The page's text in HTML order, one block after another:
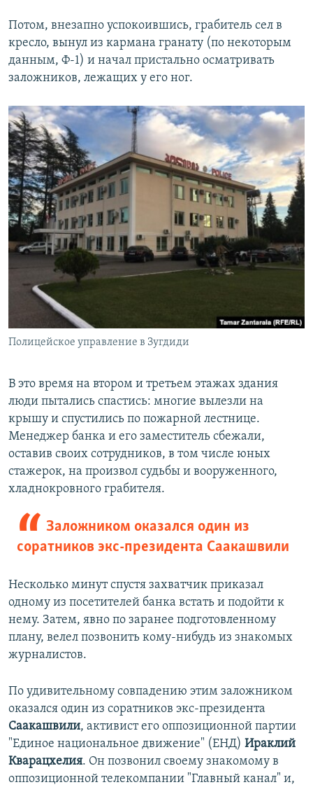
Потом, внезапно успокоившись, грабитель сел в
кресло, вынул из кармана гранату (по некоторым
данным, Ф-1) и начал пристально осматривать
заложников, лежащих у его ног.
Полицейское управление в Зугдиди
В это время на втором и третьем этажах здания
люди пытались спастись: многие вылезли на
крышу и спустились по пожарной лестнице.
Менеджер банка и его заместитель сбежали,
оставив своих сотрудников, в том числе юных
стажерок, на произвол судьбы и вооруженного,
хладнокровного грабителя.
Заложником оказался один из
соратников экс-президента Саакашвили
Несколько минут спустя захватчик приказал
одному из посетителей банка встать и подойти к
нему. Затем, явно по заранее подготовленному
плану, велел позвонить кому-нибудь из знакомых
журналистов.
По удивительному совпадению этим заложником
оказался один из соратников экс-президента
Саакашвили, активист его оппозиционной партии
"Единое национальное движение" (ЕНД) Ираклий
Кварацхелия. Он позвонил своему знакомому в
оппозиционной телекомпании "Главный канал" и,